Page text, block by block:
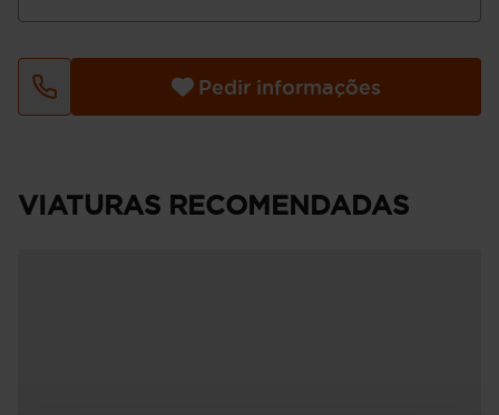
Pedir informações
VIATURAS RECOMENDADAS